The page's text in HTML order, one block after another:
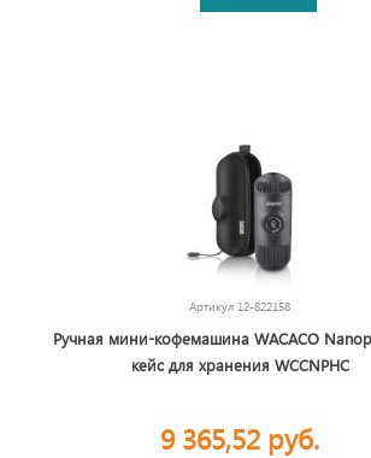
Артикул 12-822158
Ручная мини-кофемашина WACACO
кейс для хранения WCCNPHC
9 365,52 руб.